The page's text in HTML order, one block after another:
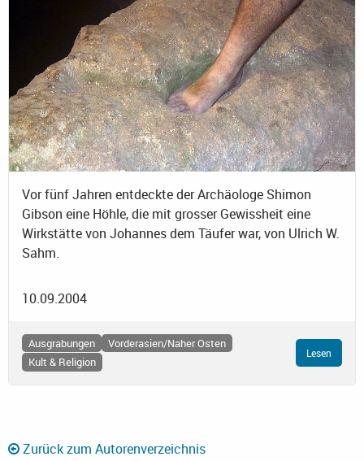
Vor fünf Jahren entdeckte der Archäologe Shimon
Gibson eine Höhle, die mit grosser Gewissheit eine
Wirkstätte von Johannes dem Täufer war, von Ulrich W.
Sahm.
10.09.2004
Ausgrabungen
Vorderasien/Naher Osten
Kult & Religion
Lesen
Zurück zum Autorenverzeichnis